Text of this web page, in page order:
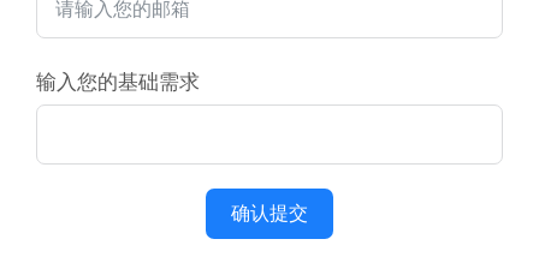
输入您的基础需求
确认提交